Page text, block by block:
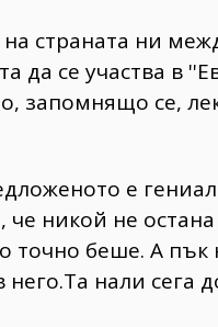
страната ни
да се участва в
запомнящо се,
е
никой не
точно беше. А
него.Та нали